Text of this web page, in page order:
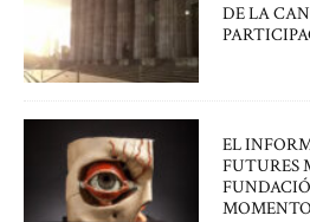
DE LA
EL
FUTURES